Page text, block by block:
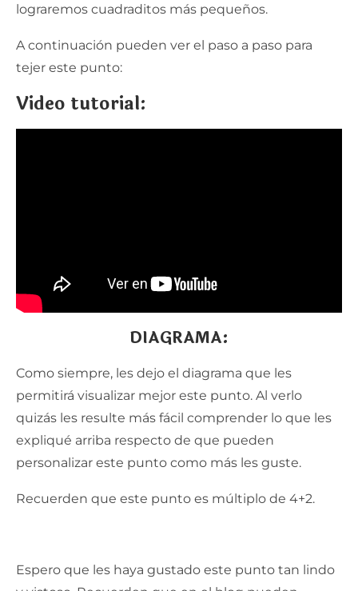
lograremos cuadraditos más pequeños.
A continuación pueden ver el paso a paso para
tejer este punto:
Video tutorial:
DIAGRAMA:
Como siempre, les dejo el diagrama que les
permitirá visualizar mejor este punto. Al verlo
quizás les resulte más fácil comprender lo que les
expliqué arriba respecto de que pueden
personalizar este punto como más les guste.
Recuerden que este punto es múltiplo de 4+2.
Espero que les haya gustado este punto tan lindo